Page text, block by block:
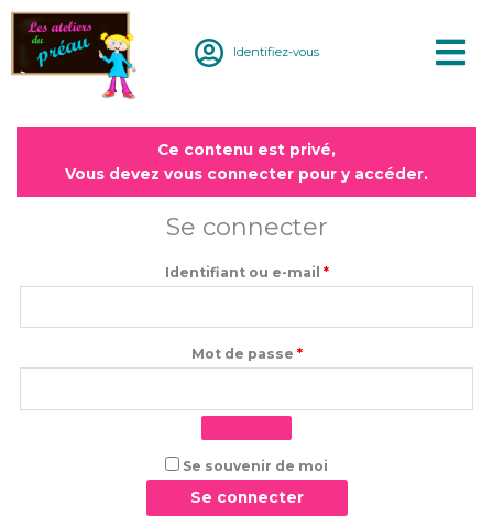
Aller
contenu
Identifiez-vous
Ce contenu est privé,
Vous devez vous connecter pour y accéder.
Se connecter
Identifiant ou e-mail *
Mot de passe *
Obligatoire
Se souvenir de moi
Se connecter